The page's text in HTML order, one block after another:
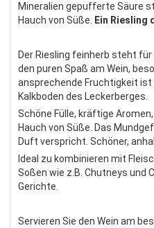
Mineralien gepufferte Säure
Hauch von Süße.
Ein Riesling
Der Riesling feinherb steht
den puren Spaß am Wein,
ansprechende Fruchtigkeit
Kalkboden des Leckerberges.
Schöne Fülle, kräftige
Hauch von Süße. Das
Duft verspricht. Schöner,
Ideal zu kombinieren mit
Soßen wie z.B. Chutneys und
Gerichte.
Servieren Sie den Wein am